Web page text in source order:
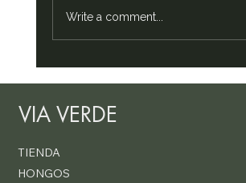
cerebro"
Write a comment...
VIA VERDE
TIENDA
HONGOS